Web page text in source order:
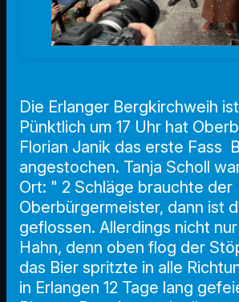
Die Erlanger Bergkirchweih
Pünktlich um 17 Uhr hat
Florian Janik das erste Fass
angestochen. Tanja Scholl
Ort: " 2 Schläge brauchte der
Oberbürgermeister, dann ist
geflossen. Allerdings nicht
Hahn, denn oben flog der
das Bier spritzte in alle
in Erlangen 12 Tage lang